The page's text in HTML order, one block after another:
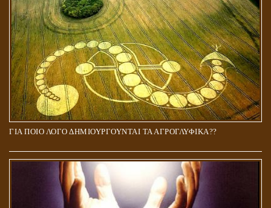
ΓΙΑ ΠΟΙΟ ΛΟΓΟ ΔΗΜΙΟΥΡΓΟΥΝΤΑΙ ΤΑ ΑΓΡΟΓΛΥΦΙΚΑ??